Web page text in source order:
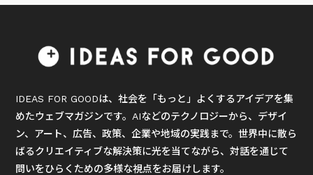
IDEAS FOR GOODは、社会を「もっと」よくするアイデアを集
めたウェブマガジンです。AIなどのテクノロジーから、デザイ
ン、アート、広告、政策、企業や地域の実践まで。世界中に散ら
ばるクリエイティブな解決策に光を当てながら、対話を通じて
問いをひらくための多様な視点をお届けします。